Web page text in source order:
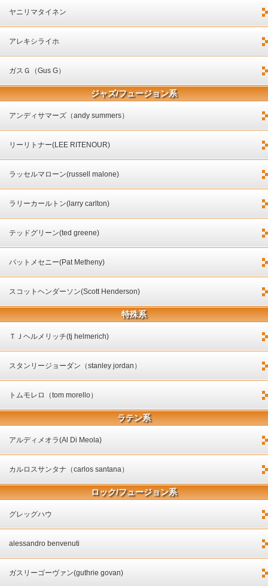
ヤニリマタイネン
アレキシライホ
ガスＧ（Gus G）
ジャズ/フュージョン系
アンディサマーズ（andy summers）
リーリトナー(LEE RITENOUR)
ラッセルマローン(russell malone)
ラリーカールトン(larry carlton)
テッドグリーン(ted greene)
パットメセニー(Pat Metheny)
スコットヘンダーソン(Scott Henderson)
特殊系
ＴＪヘルメリッチ(tj helmerich)
スタンリージョーダン（stanley jordan）
トムモレロ（tom morello）
ラテン系
アルディメオラ(Al Di Meola)
カルロスサンタナ（carlos santana）
ロック/フュージョン系
グレッグハウ
alessandro benvenuti
ガスリーゴーヴァン(guthrie govan)